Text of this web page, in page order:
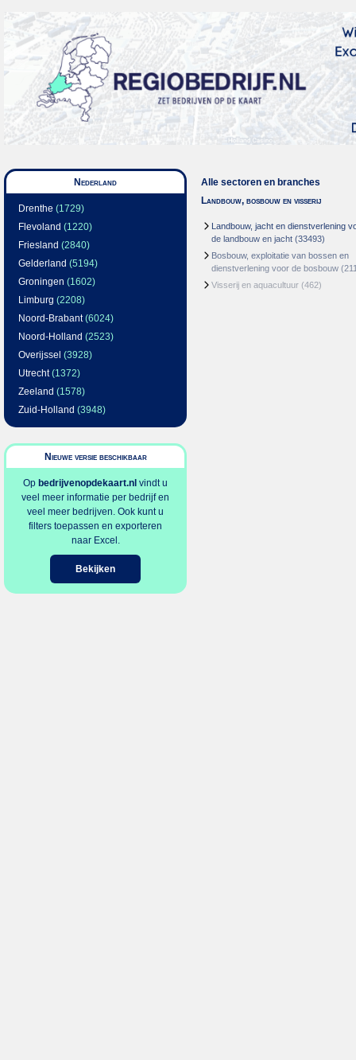
Nederland
Drenthe (1729)
Flevoland (1220)
Friesland (2840)
Gelderland (5194)
Groningen (1602)
Limburg (2208)
Noord-Brabant(6024)
Noord-Holland (2523)
Overijssel (3928)
Utrecht(1372)
Zeeland (1578)
Zuid-Holland (3948)
Nieuwe versie beschikbaar
Op bedrijvenopdekaart.nl vindt u
veel meer informatie per bedrijf en
veel meer bedrijven. Ook kunt u
filters toepassen en exporteren
naar Excel.
Bekijken
Alle sectoren en branches
Landbouw, bosbouw en visserij
Landbouw, jacht en dienstverlening
de landbouw en jacht (33493)
Bosbouw, exploitatie van bossen en
dienstverlening voor de bosbouw
Visserij en aquacultuur (462)